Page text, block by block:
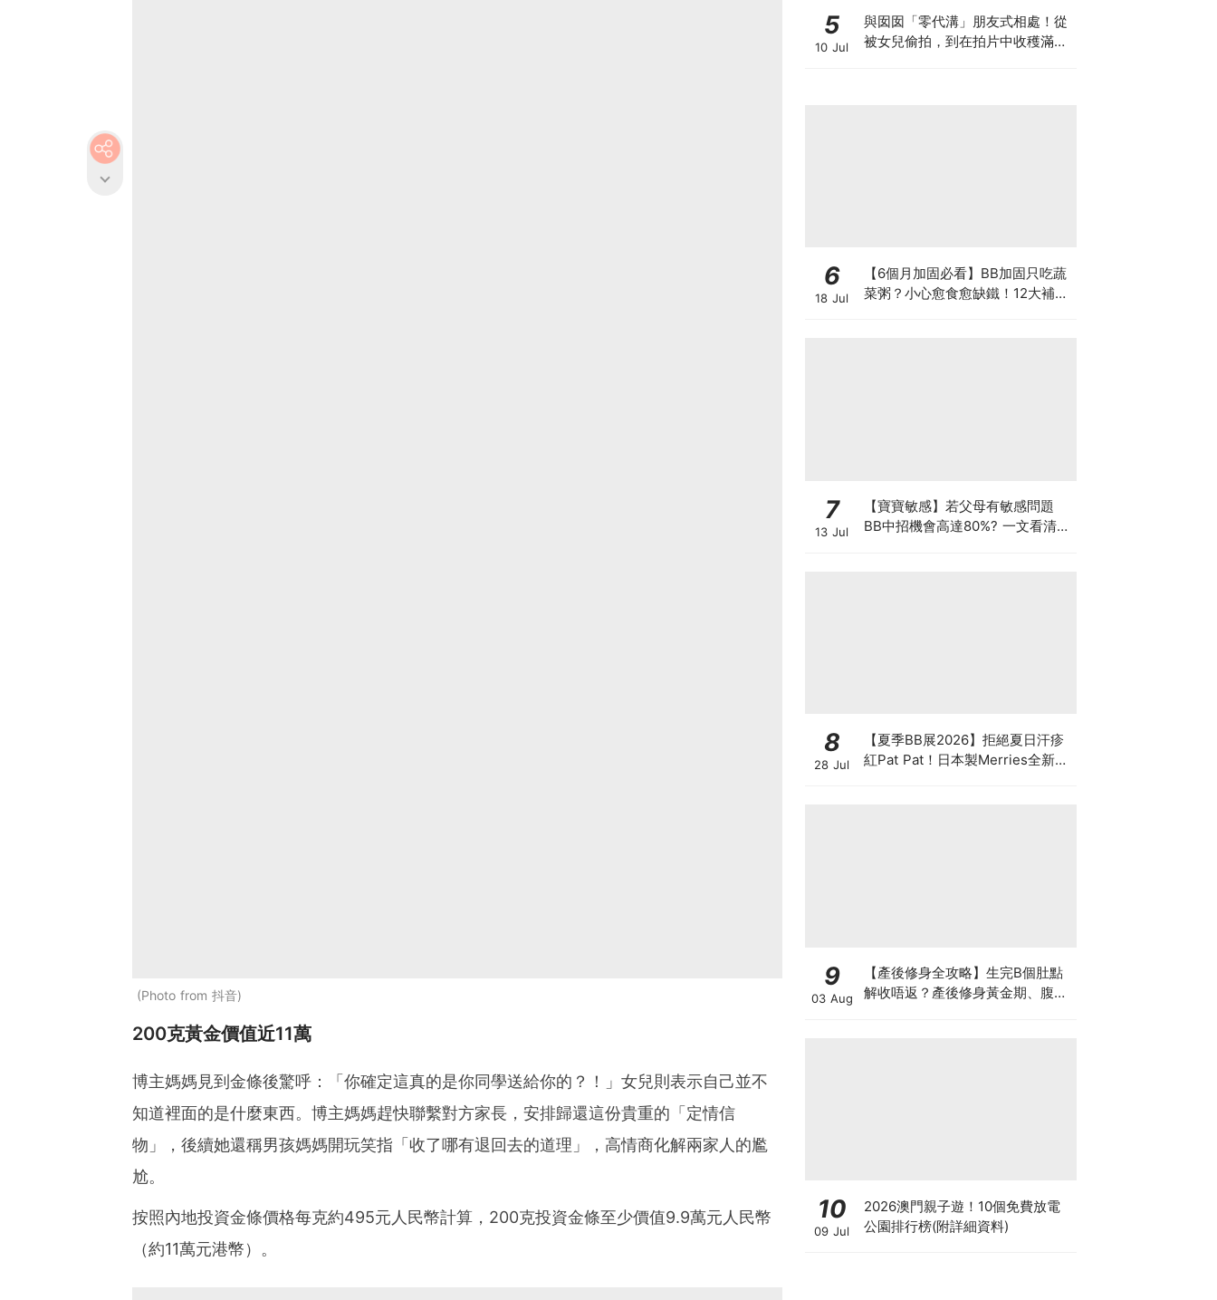
Photo from 抖音
200克黃金價值近11萬
博主媽媽見到金條後驚呼：「你確定這真的是你同學送給你的？！」女兒則表示自己並不
知道裡面的是什麼東西。博主媽媽趕快聯繫對方家長，安排歸還這份貴重的「定情信
物」，後續她還稱男孩媽媽開玩笑指「收了哪有退回去的道理」，高情商化解兩家人的尷
尬。
按照內地投資金條價格每克約495元人民幣計算，200克投資金條至少價值9.9萬元人民幣
（約11萬元港幣）。
5
10 Jul
與囡囡「零代溝」朋友式相處！從
被女兒偷拍，到在拍片中收穫滿足
6
18 Jul
【6個月加固必看】BB加固只吃蔬
菜粥？小心愈食愈缺鐵！12大補鐵
7
13 Jul
【寶寶敏感】若父母有敏感問題
BB中招機會高達80%? 一文看清預
8
28 Jul
【夏季BB展2026】拒絕夏日汗疹
紅Pat Pat！日本製Merries全新超
9
03 Aug
【產後修身全攻略】生完B個肚點
解收唔返？產後修身黃金期、腹直
10
09 Jul
2026澳門親子遊！10個免費放電
公園排行榜(附詳細資料)